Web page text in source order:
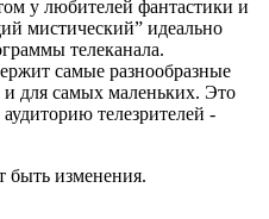
у любителей фантастики и
мистический” идеально
телеканала.
самые разнообразные
и для самых маленьких. Это
телезрителей -
быть изменения.